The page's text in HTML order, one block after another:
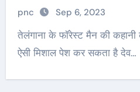
pnc Sep 6, 2023
तेलंगाना के फॉरेस्ट मैन की कहानी कोई बेहद जुनूनी आदमी ही
ऐसी मिशाल पेश कर सकता है देव…